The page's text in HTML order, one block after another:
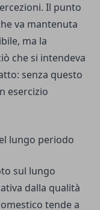
Il punto
va mantenuta
ma la
che si intendeva
senza questo
esercizio
lungo periodo
sul lungo
dalla qualità
tende a